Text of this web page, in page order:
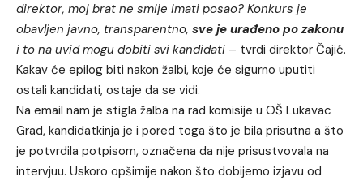
direktor, moj brat ne smije imati posao? Konkurs je
obavljen javno, transparentno, sve je urađeno po zakonu
i to na uvid mogu dobiti svi kandidati – tvrdi direktor Čajić.
Kakav će epilog biti nakon žalbi, koje će sigurno uputiti
ostali kandidati, ostaje da se vidi.
Na email nam je stigla žalba na rad komisije u OŠ Lukavac
Grad, kandidatkinja je i pored toga što je bila prisutna a što
je potvrdila potpisom, označena da nije prisustvovala na
intervjuu. Uskoro opširnije nakon što dobijemo izjavu od